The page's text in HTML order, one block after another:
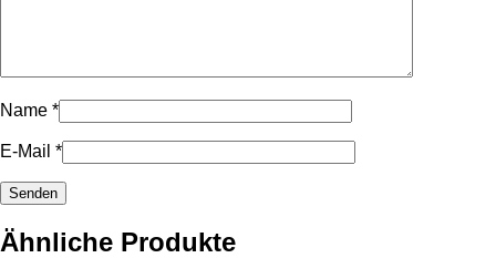
Name *
E-Mail *
Ähnliche Produkte